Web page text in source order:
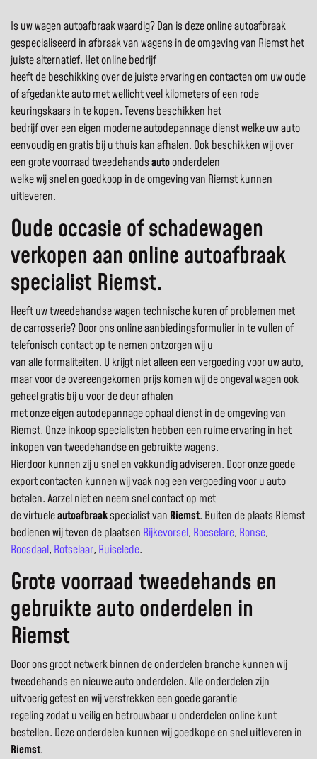
Is uw wagen autoafbraak waardig? Dan is deze online autoafbraak
gespecialiseerd in afbraak van wagens in de omgeving van Riemst het
juiste alternatief. Het online bedrijf
heeft de beschikking over de juiste ervaring en contacten om uw oude
of afgedankte auto met wellicht veel kilometers of een rode
keuringskaars in te kopen. Tevens beschikken het
bedrijf over een eigen moderne autodepannage dienst welke uw auto
eenvoudig en gratis bij u thuis kan afhalen. Ook beschikken wij over
een grote voorraad tweedehandsautoonderdelen
welke wij snel en goedkoop in de omgeving van Riemst kunnen
uitleveren.
Oude occasie of schadewagen
verkopen aan online autoafbraak
specialist Riemst.
Heeft uw tweedehandse wagen technische kuren of problemen met
de carrosserie? Door ons online aanbiedingsformulier in te vullen of
telefonisch contact op te nemen ontzorgen wij u
van alle formaliteiten. U krijgt niet alleen een vergoeding voor uw auto,
maar voor de overeengekomen prijs komen wij de ongeval wagen ook
geheel gratis bij u voor de deur afhalen
met onze eigen autodepannage ophaal dienst in de omgeving van
Riemst. Onze inkoop specialisten hebben een ruime ervaring in het
inkopen van tweedehandse en gebruikte wagens.
Hierdoor kunnen zij u snel en vakkundig adviseren. Door onze goede
export contacten kunnen wij vaak nog een vergoeding voor u auto
betalen. Aarzel niet en neem snel contact op met
de virtueleautoafbraakspecialist van Riemst. Buiten de plaats Riemst
bedienen wij teven de plaatsen Rijkevorsel, Roeselare, Ronse,
Roosdaal, Rotselaar, Ruiselede.
Grote voorraad tweedehands en
gebruikte auto onderdelen in
Riemst
Door ons groot netwerk binnen de onderdelen branche kunnen wij
tweedehands en nieuwe auto onderdelen. Alle onderdelen zijn
uitvoerig getest en wij verstrekken een goede garantie
regeling zodat u veilig en betrouwbaar u onderdelen online kunt
bestellen. Deze onderdelen kunnen wij goedkope en snel uitleveren in
Riemst.